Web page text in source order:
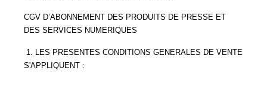
CGV D’ABONNEMENT DES PRODUITS DE PRESSE ET
DES SERVICES NUMERIQUES
1. LES PRESENTES CONDITIONS GENERALES DE VENTE
S'APPLIQUENT :